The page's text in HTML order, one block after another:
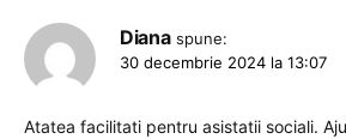
Diana spune:
30 decembrie 2024 la 13:07
Atatea facilitati pentru asistatii sociali.